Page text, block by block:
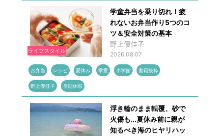
ライフスタイル
学童弁当を乗り切れ！疲
れないお弁当作り5つのコ
ツ＆安全対策の基本
野上優佳子
2026.08.07
お弁当 レシピ 夏休み 学童 小学館 書籍抜粋
野上優佳子 長期休暇
浮き輪のまま転覆、砂で
火傷も...夏休み前に親が
知るべき海のヒヤリハッ